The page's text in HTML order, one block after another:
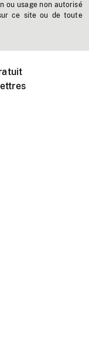
ou usage non autorisé
ce site ou de toute